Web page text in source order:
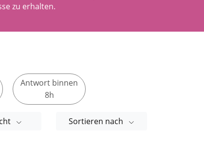
zu erhalten.
Antwort binnen
8h
Sortieren nach